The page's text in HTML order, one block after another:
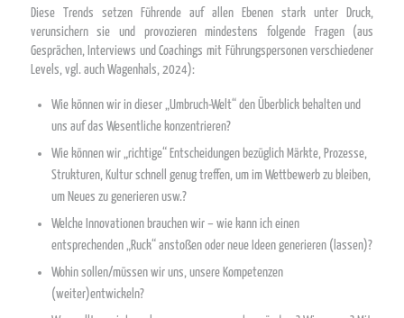
Diese Trends setzen Führende auf allen Ebenen stark unter Druck,
verunsichern sie und provozieren mindestens folgende Fragen (aus
Gesprächen, Interviews und Coachings mit Führungspersonen verschiedener
Levels, vgl. auch Wagenhals, 2024):
Wie können wir in dieser „Umbruch-Welt“ den Überblick behalten und
uns auf das Wesentliche konzentrieren?
Wie können wir „richtige“ Entscheidungen bezüglich Märkte, Prozesse,
Strukturen, Kultur schnell genug treffen, um im Wettbewerb zu bleiben,
um Neues zu generieren usw.?
Welche Innovationen brauchen wir – wie kann ich einen
entsprechenden „Ruck“ anstoßen oder neue Ideen generieren (lassen)?
Wohin sollen/müssen wir uns, unsere Kompetenzen
(weiter)entwickeln?